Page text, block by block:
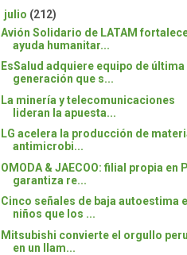
julio (212)
Avión Solidario de LATAM
ayuda humanitar...
EsSalud adquiere equipo de última
generación que s...
La minería y telecomunicaciones
lideran la apuesta...
LG acelera la producción de
antimicrobi...
OMODA & JAECOO: filial propia en
garantiza re...
Cinco señales de baja autoestima
niños que los ...
Mitsubishi convierte el orgullo
en un llam...